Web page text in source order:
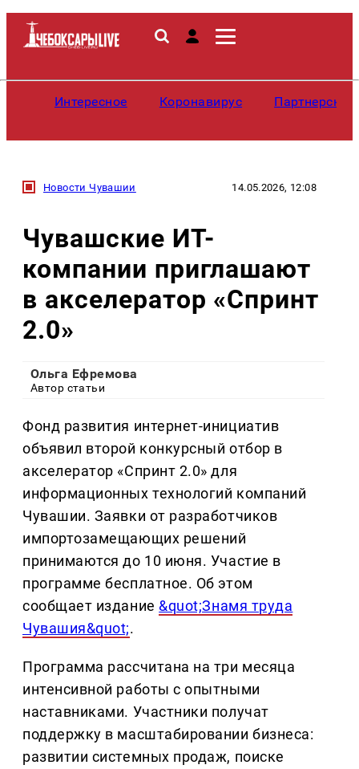
Интересное Коронавирус
Новости Чувашии 14.05.2026, 12:08
Чувашские ИТ-
компании приглашают
в акселератор «Спринт
2.0»
Ольга Ефремова
Автор статьи
Фонд развития интернет-инициатив
объявил второй конкурсный отбор в
акселератор «Спринт 2.0» для
информационных технологий компаний
Чувашии. Заявки от разработчиков
импортозамещающих решений
принимаются до 10 июня. Участие в
программе бесплатное. Об этом
сообщает издание &quot;Знамя труда
Чувашия&quot;.
Программа рассчитана на три месяца
интенсивной работы с опытными
наставниками. Участники получат
поддержку в масштабировании бизнеса:
развитии системных продаж, поиске